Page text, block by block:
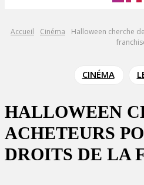
Accueil Cinéma
Halloween cherche
CINÉMA
HALLOWEEN
ACHETEURS
DROITS DE LA